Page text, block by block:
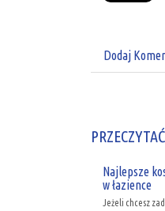
Dodaj
Najlepsze
w łazience
Jeżeli chcesz